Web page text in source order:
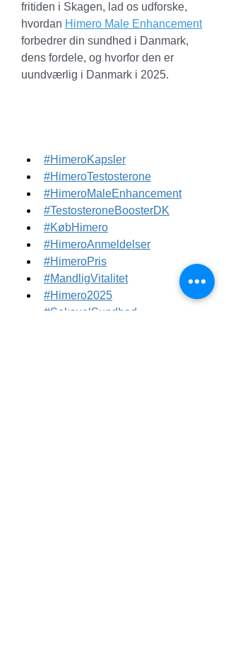
fritiden i Skagen, lad os udforske,
hvordan Himero Male Enhancement
forbedrer din sundhed i Danmark,
dens fordele, og hvorfor den er
uundværlig i Danmark i 2025.
#HimeroKapsler
#HimeroTestosterone
#HimeroMaleEnhancement
#TestosteroneBoosterDK
#KøbHimero
#HimeroAnmeldelser
#HimeroPris
#MandligVitalitet
#Himero2025
#SeksuelSundhed